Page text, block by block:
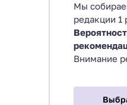
Мы
редакции 1
Внимание